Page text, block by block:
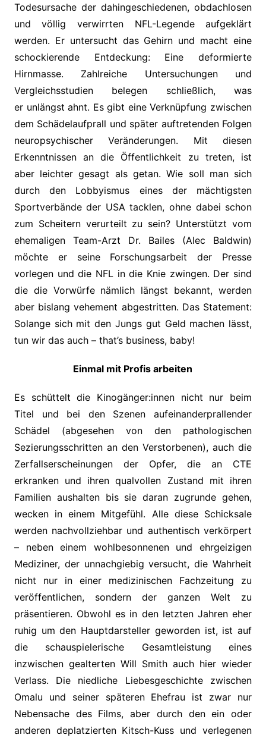
Todesursache der dahingeschiedenen, obdachlosen
und völlig verwirrten NFL-Legende aufgeklärt
werden. Er untersucht das Gehirn und macht eine
schockierende Entdeckung: Eine deformierte
Hirnmasse. Zahlreiche Untersuchungen und
Vergleichsstudien belegen schließlich, was
er unlängst ahnt. Es gibt eine Verknüpfung zwischen
dem Schädelaufprall und später auftretenden Folgen
neuropsychischer Veränderungen. Mit diesen
Erkenntnissen an die Öffentlichkeit zu treten, ist
aber leichter gesagt als getan. Wie soll man sich
durch den Lobbyismus eines der mächtigsten
Sportverbände der USA tacklen, ohne dabei schon
zum Scheitern verurteilt zu sein? Unterstützt vom
ehemaligen Team-Arzt Dr. Bailes (Alec Baldwin)
möchte er seine Forschungsarbeit der Presse
vorlegen und die NFL in die Knie zwingen. Der sind
die die Vorwürfe nämlich längst bekannt, werden
aber bislang vehement abgestritten. Das Statement:
Solange sich mit den Jungs gut Geld machen lässt,
tun wir das auch – that’s business, baby!
Einmal mit Profis arbeiten
Es schüttelt die Kinogänger:innen nicht nur beim
Titel und bei den Szenen aufeinanderprallender
Schädel (abgesehen von den pathologischen
Sezierungsschritten an den Verstorbenen), auch die
Zerfallserscheinungen der Opfer, die an CTE
erkranken und ihren qualvollen Zustand mit ihren
Familien aushalten bis sie daran zugrunde gehen,
wecken in einem Mitgefühl. Alle diese Schicksale
werden nachvollziehbar und authentisch verkörpert
– neben einem wohlbesonnenen und ehrgeizigen
Mediziner, der unnachgiebig versucht, die Wahrheit
nicht nur in einer medizinischen Fachzeitung zu
veröffentlichen, sondern der ganzen Welt zu
präsentieren. Obwohl es in den letzten Jahren eher
ruhig um den Hauptdarsteller geworden ist, ist auf
die schauspielerische Gesamtleistung eines
inzwischen gealterten Will Smith auch hier wieder
Verlass. Die niedliche Liebesgeschichte zwischen
Omalu und seiner späteren Ehefrau ist zwar nur
Nebensache des Films, aber durch den ein oder
anderen deplatzierten Kitsch-Kuss und verlegenen